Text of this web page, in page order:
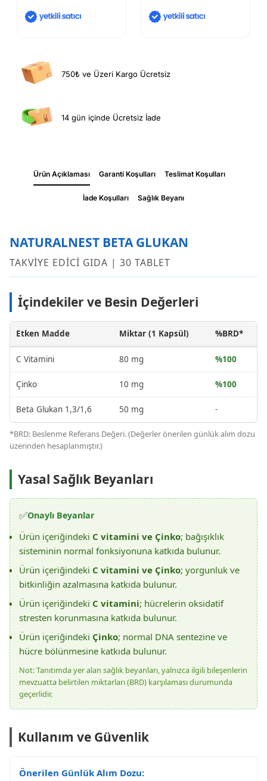
750₺ ve Üzeri Kargo Ücretsiz
14 gün içinde Ücretsiz İade
Ürün Açıklaması Garanti Koşulları Teslimat Koşulları
İade Koşulları Sağlık Beyanı
NATURALNEST BETA GLUKAN
TAKVİYE EDİCİ GIDA | 30 TABLET
İçindekiler ve Besin Değerleri
Etken Madde Miktar (1 Kapsül) %BRD*
C Vitamini 80 mg %100
Çinko 10 mg %100
Beta Glukan 1,3/1,6 50 mg -
*BRD: Beslenme Referans Değeri. (Değerler önerilen günlük alım dozu
üzerinden hesaplanmıştır.)
Yasal Sağlık Beyanları
✅Onaylı Beyanlar
Ürün içeriğindeki C vitamini ve Çinko; bağışıklık
sisteminin normal fonksiyonuna katkıda bulunur.
Ürün içeriğindeki C vitamini ve Çinko; yorgunluk ve
bitkinliğin azalmasına katkıda bulunur.
Ürün içeriğindeki C vitamini; hücrelerin oksidatif
stresten korunmasına katkıda bulunur.
Ürün içeriğindeki Çinko; normal DNA sentezine ve
hücre bölünmesine katkıda bulunur.
Not: Tanıtımda yer alan sağlık beyanları, yalnızca ilgili bileşenlerin
mevzuatta belirtilen miktarları (BRD) karşılaması durumunda
geçerlidir.
Kullanım ve Güvenlik
Önerilen Günlük Alım Dozu: